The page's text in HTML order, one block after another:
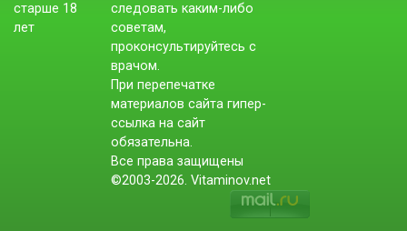
следовать каким-либо
советам,
проконсультируйтесь с
врачом.
При перепечатке
материалов сайта гипер-
ссылка на сайт
обязательна.
Все права защищены
©2003-2026. Vitaminov.net